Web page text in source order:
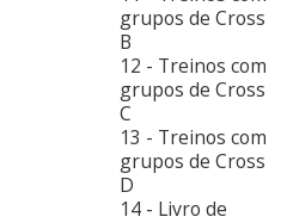
grupos de Cross
B
12 - Treinos com
grupos de Cross
C
13 - Treinos com
grupos de Cross
D
14 - Livro de